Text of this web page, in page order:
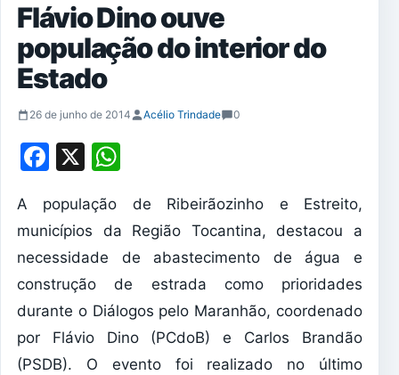
Flávio Dino ouve
população do interior do
Estado
26 de junho de 2014 Acélio Trindade 0
Facebook
X
A população de Ribeirãozinho e Estreito,
municípios da Região Tocantina, destacou a
necessidade de abastecimento de água e
construção de estrada como prioridades
durante o Diálogos pelo Maranhão, coordenado
por Flávio Dino (PCdoB) e Carlos Brandão
(PSDB). O evento foi realizado no último